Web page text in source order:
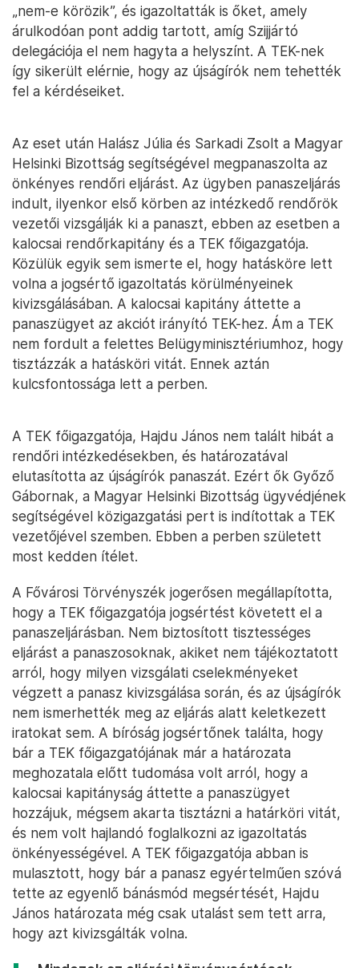
„nem-e körözik”, és igazoltatták is őket, amely
árulkodóan pont addig tartott, amíg Szijjártó
delegációja el nem hagyta a helyszínt. A TEK-nek
így sikerült elérnie, hogy az újságírók nem tehették
fel a kérdéseiket.
Az eset után Halász Júlia és Sarkadi Zsolt a Magyar
Helsinki Bizottság segítségével megpanaszolta az
önkényes rendőri eljárást. Az ügyben panaszeljárás
indult, ilyenkor első körben az intézkedő rendőrök
vezetői vizsgálják ki a panaszt, ebben az esetben a
kalocsai rendőrkapitány és a TEK főigazgatója.
Közülük egyik sem ismerte el, hogy hatásköre lett
volna a jogsértő igazoltatás körülményeinek
kivizsgálásában. A kalocsai kapitány áttette a
panaszügyet az akciót irányító TEK-hez. Ám a TEK
nem fordult a felettes Belügyminisztériumhoz, hogy
tisztázzák a hatásköri vitát. Ennek aztán
kulcsfontossága lett a perben.
A TEK főigazgatója, Hajdu János nem talált hibát a
rendőri intézkedésekben, és határozatával
elutasította az újságírók panaszát. Ezért ők Győző
Gábornak, a Magyar Helsinki Bizottság ügyvédjének
segítségével közigazgatási pert is indítottak a TEK
vezetőjével szemben. Ebben a perben született
most kedden ítélet.
A Fővárosi Törvényszék jogerősen megállapította,
hogy a TEK főigazgatója jogsértést követett el a
panaszeljárásban. Nem biztosított tisztességes
eljárást a panaszosoknak, akiket nem tájékoztatott
arról, hogy milyen vizsgálati cselekményeket
végzett a panasz kivizsgálása során, és az újságírók
nem ismerhették meg az eljárás alatt keletkezett
iratokat sem. A bíróság jogsértőnek találta, hogy
bár a TEK főigazgatójának már a határozata
meghozatala előtt tudomása volt arról, hogy a
kalocsai kapitányság áttette a panaszügyet
hozzájuk, mégsem akarta tisztázni a határköri vitát,
és nem volt hajlandó foglalkozni az igazoltatás
önkényességével. A TEK főigazgatója abban is
mulasztott, hogy bár a panasz egyértelműen szóvá
tette az egyenlő bánásmód megsértését, Hajdu
János határozata még csak utalást sem tett arra,
hogy azt kivizsgálták volna.